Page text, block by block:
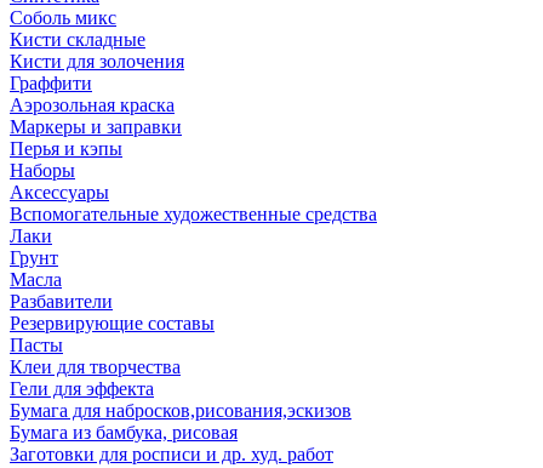
Соболь микс
Кисти складные
Кисти для золочения
Граффити
Аэрозольная краска
Маркеры и заправки
Перья и кэпы
Наборы
Аксессуары
Вспомогательные художественные средства
Лаки
Грунт
Масла
Разбавители
Резервирующие составы
Пасты
Клеи для творчества
Гели для эффекта
Бумага для набросков,рисования,эскизов
Бумага из бамбука, рисовая
Заготовки для росписи и др. худ. работ